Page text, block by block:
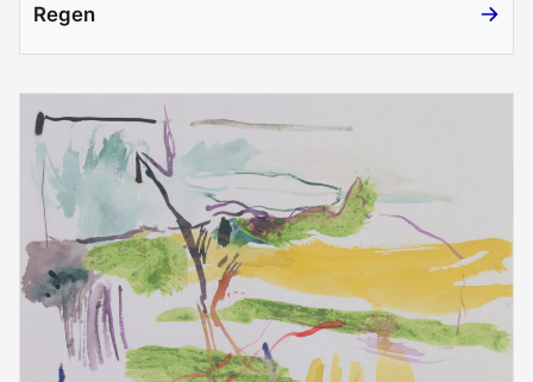
Regen Regen